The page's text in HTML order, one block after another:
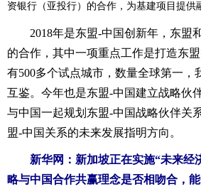
资银行（亚投行）的合作，为基建项目提供
2018年是东盟-中国创新年，东盟
的合作，其中一项重点工作是打造东
有500多个试点城市，数量全球第一，
互鉴。今年也是东盟-中国建立战略伙
与中国一起规划东盟-中国战略伙伴关
盟-中国关系的未来发展指明方向。
新华网：新加坡正在实施“未来经
略与中国合作共赢理念是否相吻合，